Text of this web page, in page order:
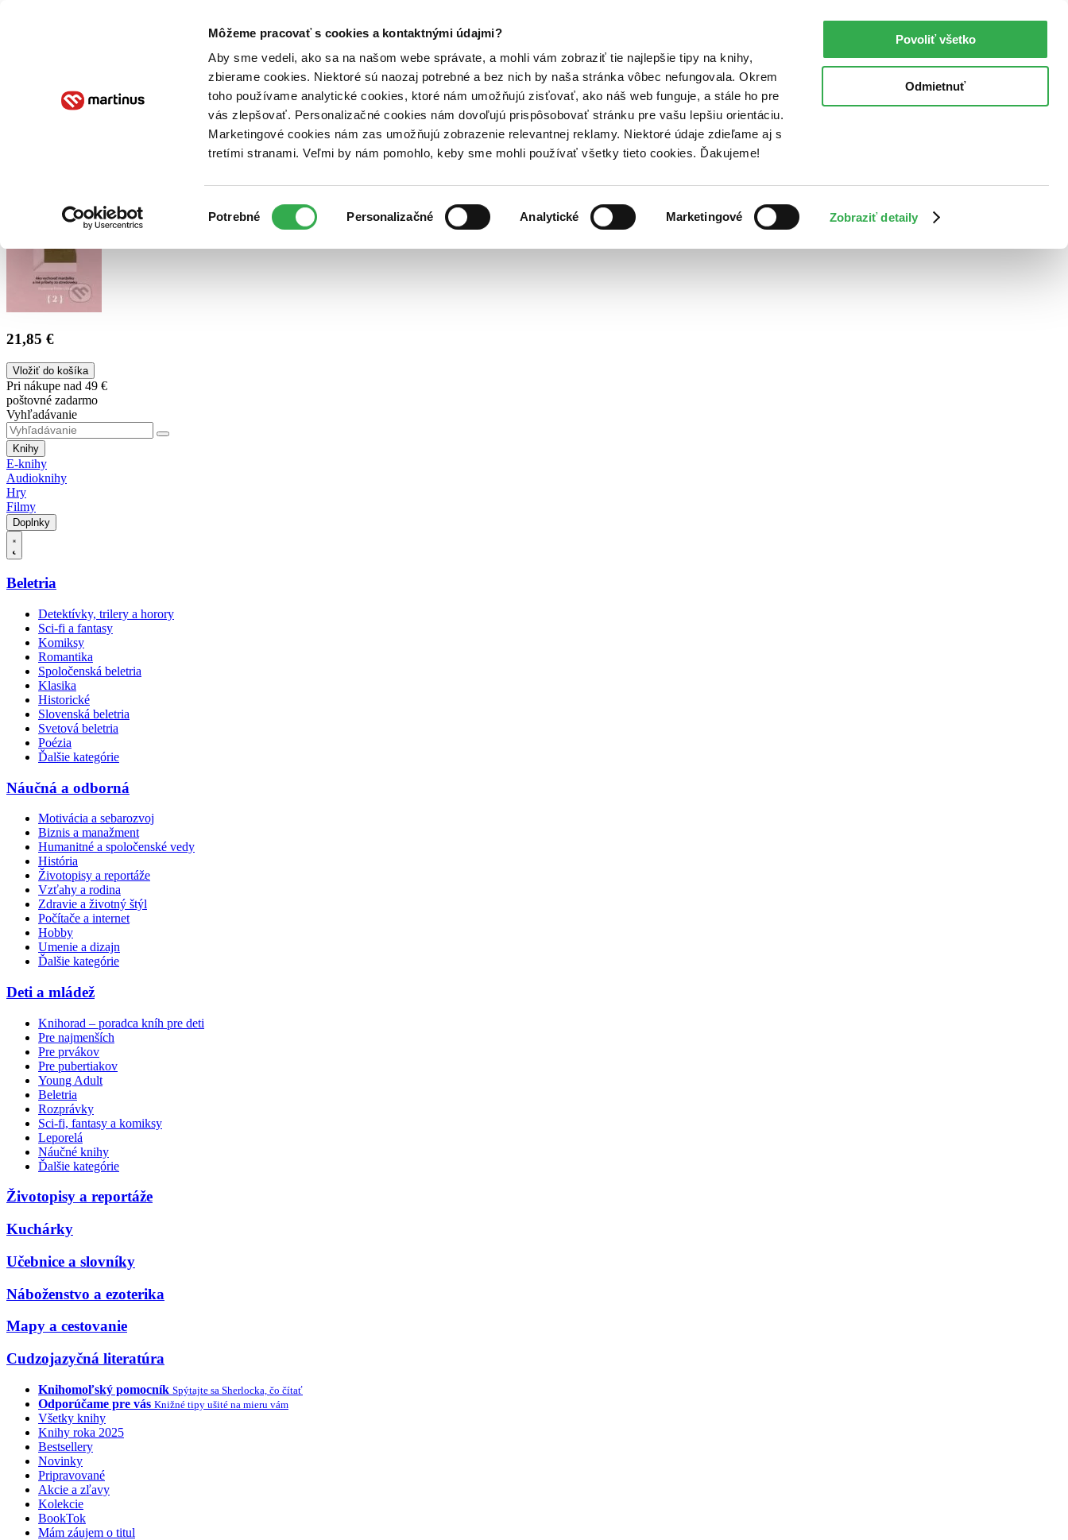
Môžeme pracovať s cookies a kontaktnými údajmi?
Aby sme vedeli, ako sa na našom webe správate, a mohli vám zobraziť tie najlepšie tipy na knihy,
zbierame cookies. Niektoré sú naozaj potrebné a bez nich by naša stránka vôbec nefungovala. Okrem
toho používame analytické cookies, ktoré nám umožňujú zisťovať, ako náš web funguje, a stále ho pre
vás zlepšovať. Personalizačné cookies nám dovoľujú prispôsobovať stránku pre vašu lepšiu orientáciu.
Marketingové cookies nám zas umožňujú zobrazenie relevantnej reklamy. Niektoré údaje zdieľame aj s
tretími stranami. Veľmi by nám pomohlo, keby sme mohli používať všetky tieto cookies. Ďakujeme!
súhlasu
Potrebné Personalizačné Analytické Marketingové Zobraziť detaily
Povoliť všetko
Odmietnuť
Poukážky Kontakt
21,85 €
Vložiť do košíka
Pri nákupe nad 49 €
poštovné zadarmo
Vyhľadávanie
Knihy
E-knihy
Audioknihy
Hry
Filmy
Doplnky
Beletria
Detektívky, trilery a horory
Sci-fi a fantasy
Komiksy
Romantika
Spoločenská beletria
Klasika
Historické
Slovenská beletria
Svetová beletria
Poézia
Ďalšie kategórie
Náučná a odborná
Motivácia a sebarozvoj
Biznis a manažment
Humanitné a spoločenské vedy
História
Životopisy a reportáže
Vzťahy a rodina
Zdravie a životný štýl
Počítače a internet
Hobby
Umenie a dizajn
Ďalšie kategórie
Deti a mládež
Knihorad – poradca kníh pre deti
Pre najmenších
Pre prvákov
Pre pubertiakov
Young Adult
Beletria
Rozprávky
Sci-fi, fantasy a komiksy
Leporelá
Náučné knihy
Ďalšie kategórie
Životopisy a reportáže
Kuchárky
Učebnice a slovníky
Náboženstvo a ezoterika
Mapy a cestovanie
Cudzojazyčná literatúra
Knihomoľský pomocník Spýtajte sa Sherlocka, čo čítať
Odporúčame pre vás Knižné tipy ušité na mieru vám
Všetky knihy
Knihy roka 2025
Bestsellery
Novinky
Pripravované
Akcie a zľavy
Kolekcie
BookTok
Mám záujem o titul